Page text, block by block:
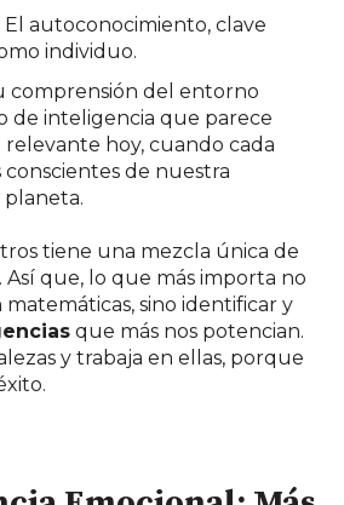
El autoconocimiento, clave
individuo.
comprensión del entorno
de inteligencia que parece
hoy, cuando cada
conscientes de nuestra
tiene una mezcla única de
Así que, lo que más importa no
sino identificar y
que más nos potencian.
y trabaja en ellas, porque